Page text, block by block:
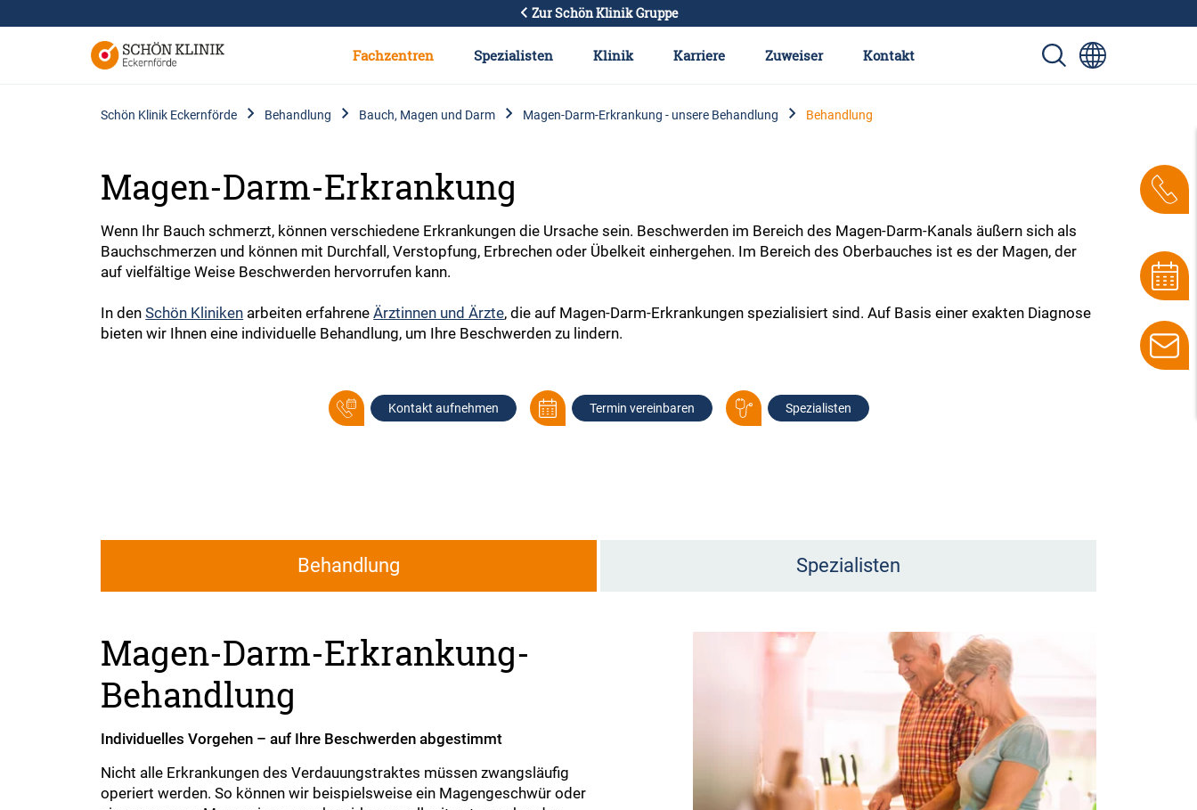
Zur Schön Klinik Gruppe
Fachzentren Spezialisten Klinik Karriere Zuweiser Kontakt
Schön Klinik Eckernförde Behandlung Bauch, Magen und Darm Magen-Darm-Erkrankung - unsere Behandlung Behandlung
Magen-Darm-Erkrankung
Wenn Ihr Bauch schmerzt, können verschiedene Erkrankungen die Ursache sein. Beschwerden im Bereich des Magen-Darm-Kanals äußern sich als
Bauchschmerzen und können mit Durchfall, Verstopfung, Erbrechen oder Übelkeit einhergehen. Im Bereich des Oberbauches ist es der Magen, der
auf vielfältige Weise Beschwerden hervorrufen kann.
In denSchön Kliniken arbeiten erfahreneÄrztinnen und Ärzte, die auf Magen-Darm-Erkrankungen spezialisiert sind. Auf Basis einer exakten Diagnose
bieten wir Ihnen eine individuelle Behandlung, um Ihre Beschwerden zu lindern.
Kontakt aufnehmen Termin vereinbaren Spezialisten
Behandlung Spezialisten
Magen-Darm-Erkrankung-
Behandlung
Individuelles Vorgehen – auf Ihre Beschwerden abgestimmt
Nicht alle Erkrankungen des Verdauungstraktes müssen zwangsläufig
operiert werden. So können wir beispielsweise ein Magengeschwür oder